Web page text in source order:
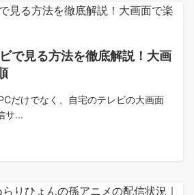
で見る方法を徹底解説！大画
だけでなく、自宅のテレビの大画面
サ...